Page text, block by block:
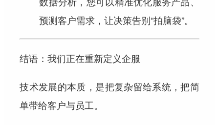
预测客户需求，让决策告别“拍脑袋”。
结语：我们正在重新定义企服
技术发展的本质，是把复杂留给系统，把简
单带给客户与员工。